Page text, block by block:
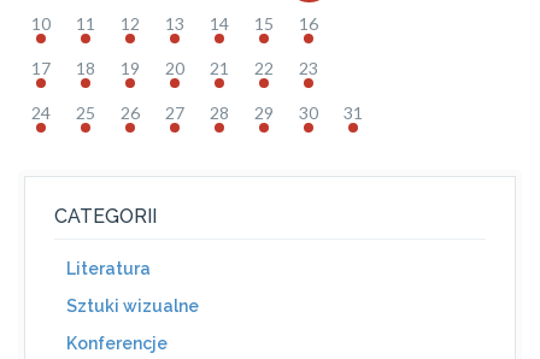
10 11 12 13 14 15 16
17 18 19 20 21 22 23
24 25 26 27 28 29 30 31
CATEGORII
Literatura
Sztuki wizualne
Konferencje